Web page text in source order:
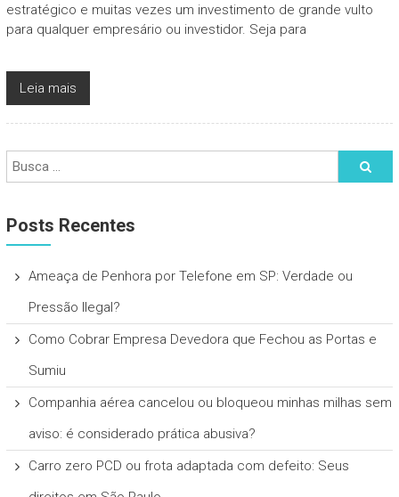
estratégico e muitas vezes um investimento de grande vulto
para qualquer empresário ou investidor. Seja para
Leia mais
Posts Recentes
Ameaça de Penhora por Telefone em SP: Verdade ou
Pressão Ilegal?
Como Cobrar Empresa Devedora que Fechou as Portas e
Sumiu
Companhia aérea cancelou ou bloqueou minhas milhas sem
aviso: é considerado prática abusiva?
Carro zero PCD ou frota adaptada com defeito: Seus